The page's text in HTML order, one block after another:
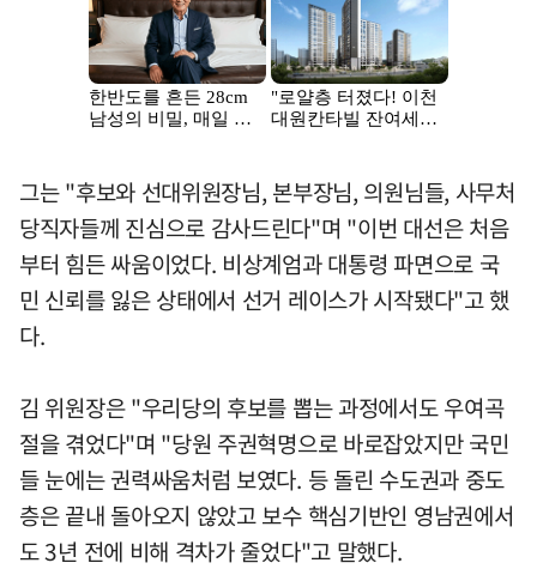
그는 "후보와 선대위원장님, 본부장님, 의원님들, 사무처
당직자들께 진심으로 감사드린다"며 "이번 대선은 처음
부터 힘든 싸움이었다. 비상계엄과 대통령 파면으로 국
민 신뢰를 잃은 상태에서 선거 레이스가 시작됐다"고 했
다.
김 위원장은 "우리당의 후보를 뽑는 과정에서도 우여곡
절을 겪었다"며 "당원 주권혁명으로 바로잡았지만 국민
들 눈에는 권력싸움처럼 보였다. 등 돌린 수도권과 중도
층은 끝내 돌아오지 않았고 보수 핵심기반인 영남권에서
도 3년 전에 비해 격차가 줄었다"고 말했다.